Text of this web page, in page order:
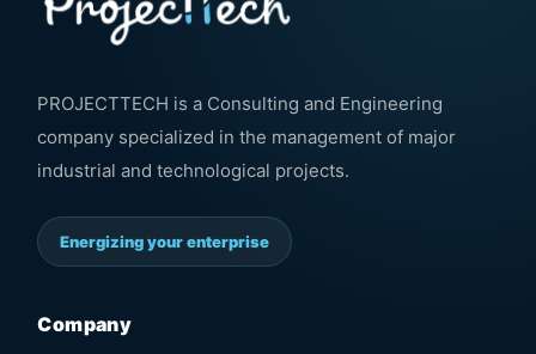
PROJECTTECH is a Consulting and Engineering
company specialized in the management of major
industrial and technological projects.
Energizing your enterprise
Company